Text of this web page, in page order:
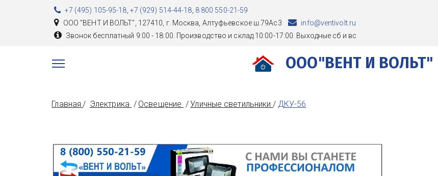
+7 (495) 105-95-18 +7 (929) 514-44-18 8 800 550-21-59
ООО "ВЕНТ И ВОЛЬТ" 127410, г. Москва Алтуфьевское ш.79Ас3
info@ventivolt.ru
Звонок бесплатный 9:00 - 18:00. Производство и склад 10:00-17:00. Выходные сб и вс
ООО"ВЕНТ И ВОЛЬТ"
Главная / Электрика / Освещение / Уличные светильники / ДКУ-56